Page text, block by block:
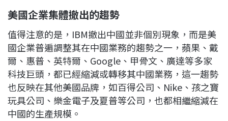
美國企業集體撤出的趨勢
值得注意的是，IBM撤出中國並非個別現象，而是美
國企業普遍調整其在中國業務的趨勢之一，蘋果、戴
爾、惠普、英特爾、Google、甲骨文、廣達等多家
科技巨頭，都已經縮減或轉移其中國業務，這一趨勢
也反映在其他美國品牌，如百得公司、Nike、孩之寶
玩具公司、樂金電子及夏普等公司，也都相繼縮減在
中國的生產規模。